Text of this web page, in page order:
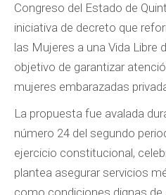
Congreso del Estado de
iniciativa de decreto que
las Mujeres a una Vida Libre
objetivo de garantizar
mujeres embarazadas
La propuesta fue avalada
número 24 del segundo
ejercicio constitucional,
plantea asegurar servicios
como condiciones dignas